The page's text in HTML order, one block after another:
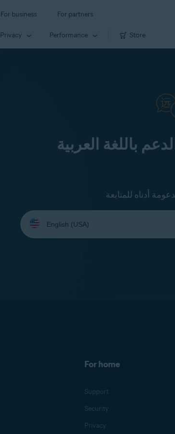
For business For partners
Privacy Performance Store
باللغة العربية
Select
your
language:
For home
Support
Security
Privacy